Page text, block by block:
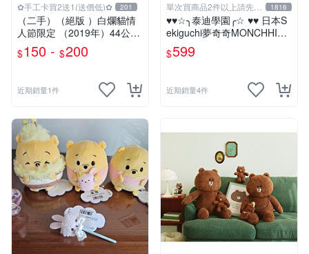
✿手工卡買2送1(送價低)✿ 201
（二手）（絕版 ）白爛貓情
人節限定 （2019年）44公分
大娃＆雞腿爛
$150 - $200
近期銷量1件
單次買商品2件以上請先詢
問運費
1816
♥♥☆╮泰迪學園╭☆ ♥♥ 日本S
ekiguchi夢奇奇MONCHHICH
I【mini女孩】吊飾(另售男孩)
$599
近期銷量4件